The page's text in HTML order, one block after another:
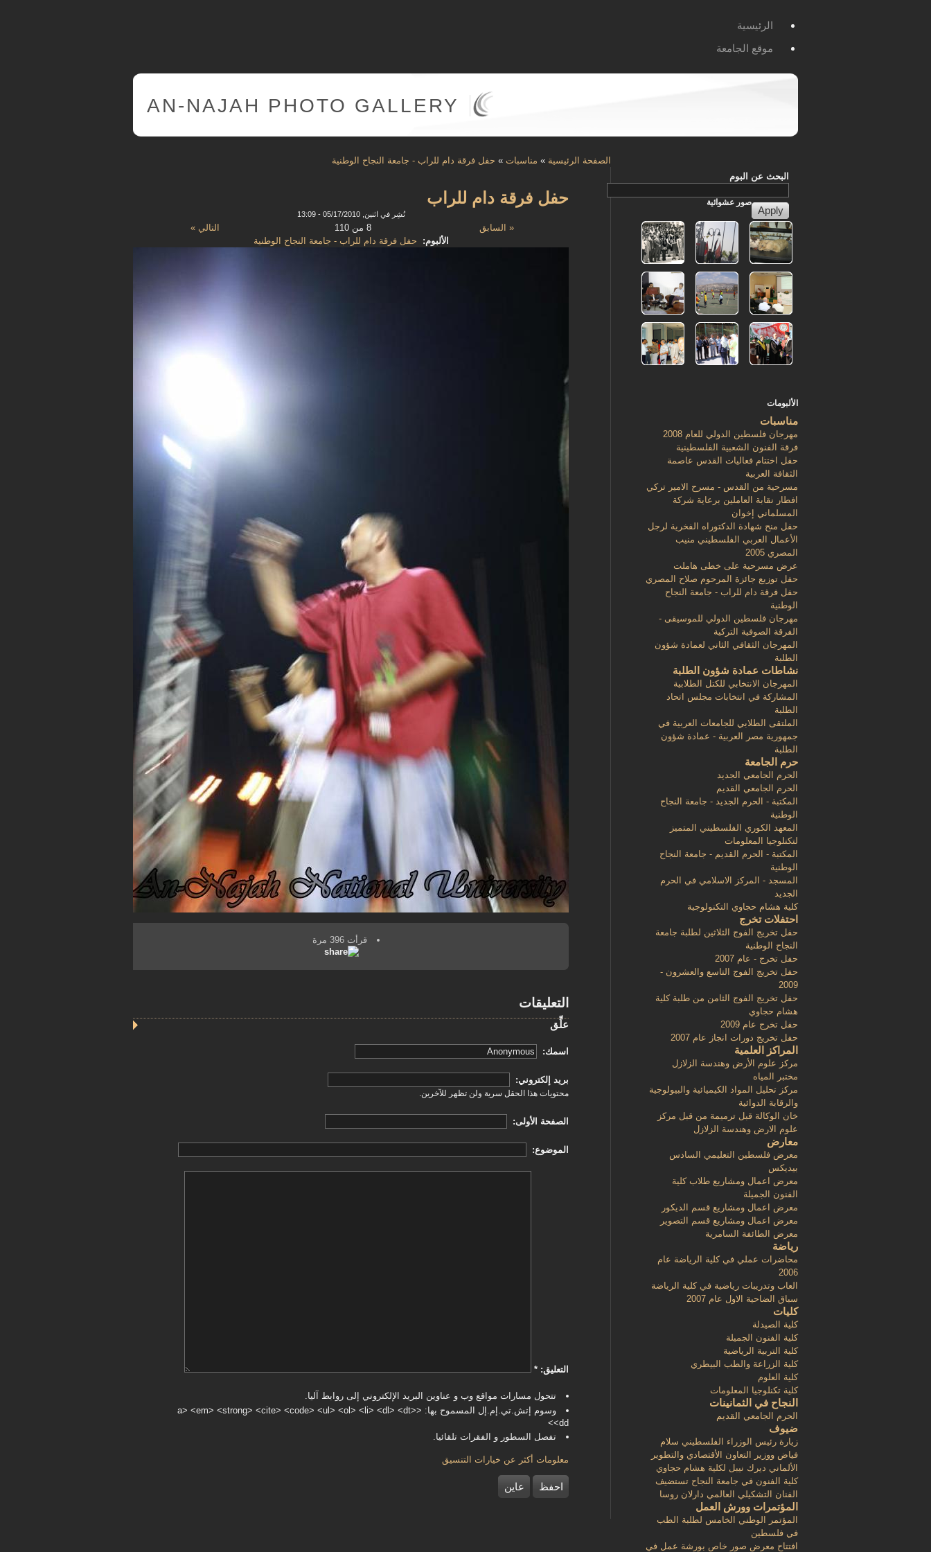
الرئيسية
موقع الجامعة
AN-NAJAH PHOTO GALLERY
الصفحة الرئيسية » مناسبات » حفل فرقة دام للراب - جامعة النجاح الوطنية
حفل فرقة دام للراب
نُشِر في اثنين, 05/17/2010 - 13:09
« السابق 8 من 110
التالي »
الألبوم:
حفل فرقة دام للراب - جامعة النجاح الوطنية
قرأت 396 مرة
التعليقات
علِّق
‏اسمك: ‏
‏بريد إلكتروني: ‏
محتويات هذا الحقل سرية ولن تظهر للآخرين.
‏الصفحة الأولى: ‏
‏الموضوع: ‏
‏التعليق: ‏ *
تتحول مسارات مواقع وب و عناوين البريد الإلكتروني إلى روابط آليا.
وسوم إتش.تي.إم.إل المسموح بها: <a> <em> <strong> <cite> <code> <ul> <ol> <li> <dl> <dt>
<dd>
تفصل السطور و الفقرات تلقائيا.
معلومات أكثر عن خيارات التنسيق
البحث عن البوم
صور عشوائية
الألبومات
مناسبات
مهرجان فلسطين الدولي للعام 2008
فرقة الفنون الشعبية الفلسطينية
حفل اختتام فعاليات القدس عاصمة
الثقافة العربية
مسرحية من القدس - مسرح الامير تركي
افطار نقابة العاملين برعاية شركة
المسلماني إخوان
حفل منح شهادة الدكتوراه الفخرية لرجل
الأعمال العربي الفلسطيني منيب
المصري 2005
عرض مسرحية على خطى هاملت
حفل توزيع جائزة المرحوم صلاح المصري
حفل فرقة دام للراب - جامعة النجاح
الوطنية
مهرجان فلسطين الدولي للموسيقى -
الفرقة الصوفية التركية
المهرجان الثقافي الثاني لعمادة شؤون
الطلبة
نشاطات عمادة شؤون الطلبة
المهرجان الانتخابي للكتل الطلابية
المشاركة في انتخابات مجلس اتحاد
الطلبة
الملتقى الطلابي للجامعات العربية في
جمهورية مصر العربية - عمادة شؤون
الطلبة
حرم الجامعة
الحرم الجامعي الجديد
الحرم الجامعي القديم
المكتبة - الحرم الجديد - جامعة النجاح
الوطنية
المعهد الكوري الفلسطيني المتميز
لتكنلوجيا المعلومات
المكتبة - الحرم القديم - جامعة النجاح
الوطنية
المسجد - المركز الاسلامي في الحرم
الجديد
كلية هشام حجاوي التكنولوجية
احتفلات تخرج
حفل تخريج الفوج الثلاثين لطلبة جامعة
النجاح الوطنية
حفل تخرج - عام 2007
حفل تخريج الفوج التاسع والعشرون -
2009
حفل تخريج الفوج الثامن من طلبة كلية
هشام حجاوي
حفل تخرج عام 2009
حفل تخريج دورات انجاز عام 2007
المراكز العلمية
مركز علوم الأرض وهندسة الزلازل
مختبر المياه
مركز تحليل المواد الكيميائية والبيولوجية
والرقابة الدوائية
خان الوكالة قبل ترميمة من قبل مركز
علوم الارض وهندسة الزلازل
معارض
معرض فلسطين التعليمي السادس
بيديكس
معرض اعمال ومشاريع طلاب كلية
الفنون الجميلة
معرض اعمال ومشاريع قسم الديكور
معرض اعمال ومشاريع قسم التصوير
معرض الطائفة السامرية
رياضة
محاضرات عملي في كلية الرياضة عام
2006
العاب وتدريبات رياضية في كلية الرياضة
سباق الضاحية الاول عام 2007
كليات
كلية الصيدلة
كلية الفنون الجميلة
كلية التربية الرياضية
كلية الزراعة والطب البيطري
كلية العلوم
كلية تكنلوجيا المعلومات
النجاح في الثمانينات
الحرم الجامعي القديم
ضيوف
زيارة رئيس الوزراء الفلسطيني سلام
فياض ووزير التعاون الأقتصادي والتطوير
الألماني ديرك نيبل لكلية هشام حجاوي
كلية الفنون في جامعة النجاح تستضيف
الفنان التشكيلي العالمي دارلان روسا
المؤتمرات وورش العمل
المؤتمر الوطني الخامس لطلبة الطب
في فلسطين
افتتاح معرض صور خاص بورشة عمل في